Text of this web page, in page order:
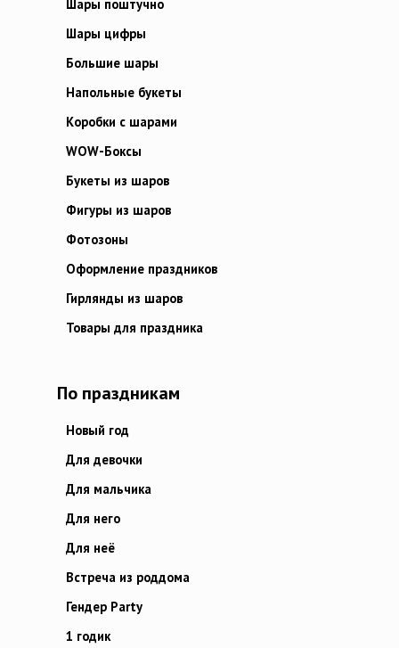
Шары поштучно
Шары цифры
Большие шары
Напольные букеты
Коробки с шарами
WOW-Боксы
Букеты из шаров
Фигуры из шаров
Фотозоны
Оформление праздников
Гирлянды из шаров
Товары для праздника
По праздникам
Новый год
Для девочки
Для мальчика
Для него
Для неё
Встреча из роддома
Гендер Party
1 годик